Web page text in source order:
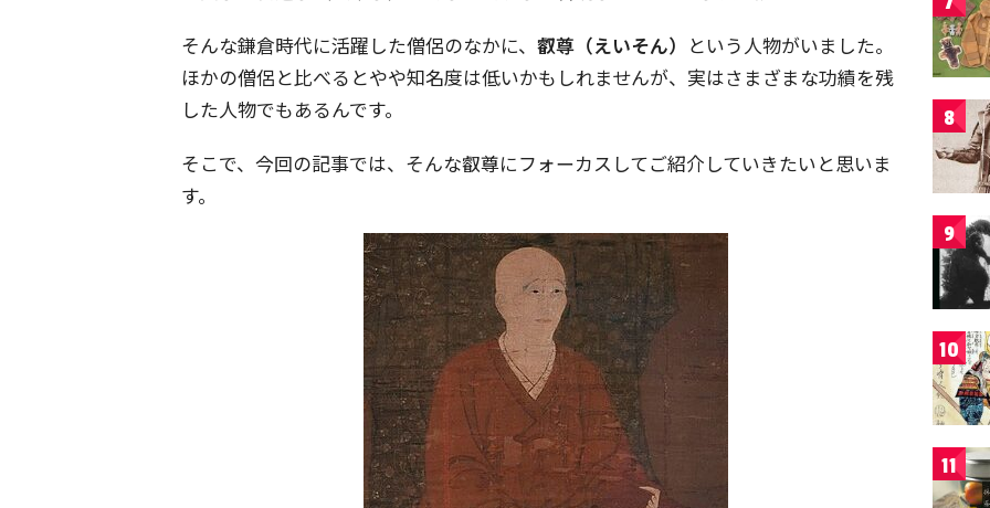
そんな鎌倉時代に活躍した僧侶のなかに、 叡尊（えいそん） という人物がいました。
ほかの僧侶と比べるとやや知名度は低いかもしれませんが、実はさまざまな功績を残
した人物でもあるんです。
そこで、今回の記事では、そんな叡尊にフォーカスしてご紹介していきたいと思いま
す。
8
9
10
11